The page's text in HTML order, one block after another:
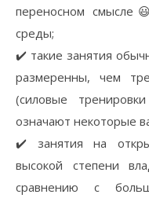
переносном
среды;
✔️ такие занятия
размеренны, чем
(силовые
означают некоторые
✔️ занятия на
высокой степени
сравнению с